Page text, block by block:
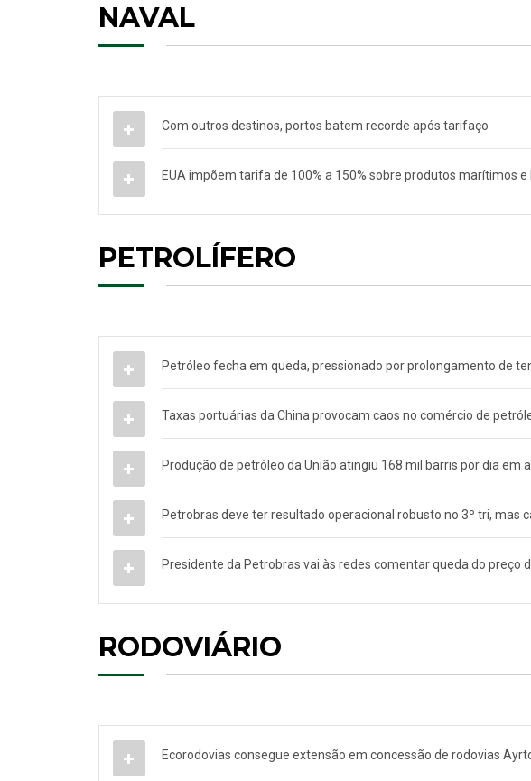
NAVAL
Com outros destinos, portos batem recorde após tarifaço
EUA impõem tarifa de 100% a 150% sobre produtos marítimos e
PETROLÍFERO
Petróleo fecha em queda, pressionado por prolongamento de
Taxas portuárias da China provocam caos no comércio de
Produção de petróleo da União atingiu 168 mil barris por dia em
Petrobras deve ter resultado operacional robusto no 3º tri, mas
Presidente da Petrobras vai às redes comentar queda do preço
RODOVIÁRIO
Ecorodovias consegue extensão em concessão de rodovias